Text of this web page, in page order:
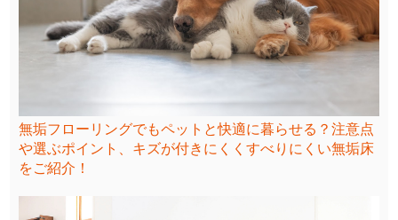
無垢フローリングでもペットと快適に暮らせる？注意点
や選ぶポイント、キズが付きにくくすべりにくい無垢床
をご紹介！